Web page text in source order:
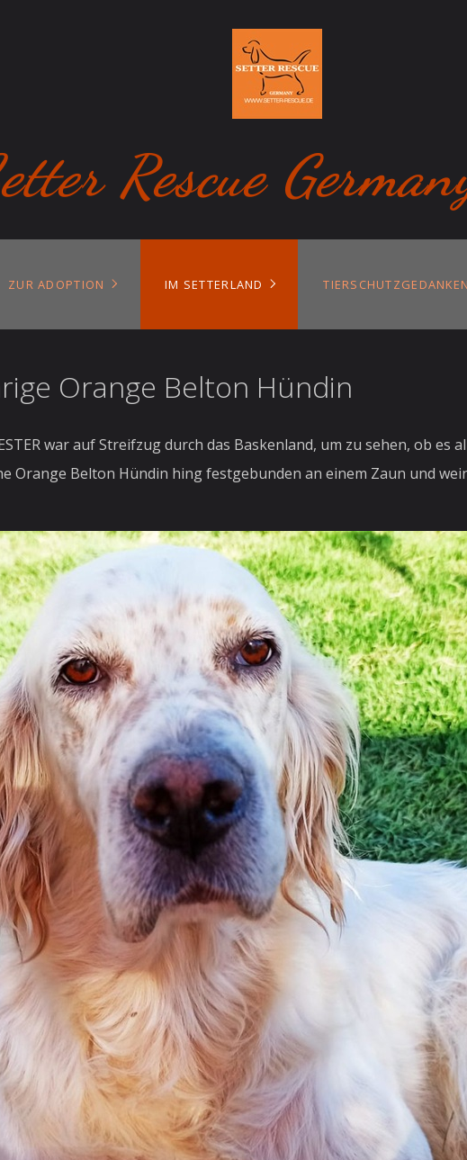
Rescue
ZUR ADOPTION IM SETTERLAND TIERSCHUTZGEDANKEN
Orange Belton Hündin
war auf Streifzug durch das Baskenland, um zu sehen, ob es
Orange Belton Hündin hing festgebunden an einem Zaun und